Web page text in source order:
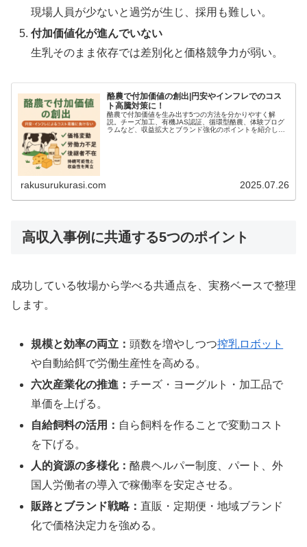
現場人員が少ないと過労が生じ、採用も難しい。
付加価値化が進んでいない
生乳そのまま依存では差別化と価格競争力が弱い。
酪農で付加価値の創出|円安やインフレでのコス
ト高騰対策に！
酪農で付加価値を生み出す5つの方法を分かりやすく解
説。チーズ加工、有機JAS認証、循環型酪農、体験プログ
ラムなど、収益拡大とブランド強化のポイントを紹介しま
rakusurukurasi.com 2025.07.26
高収入事例に共通する5つのポイント
成功している牧場から学べる共通点を、実務ベースで整理
します。
規模と効率の両立：頭数を増やしつつ搾乳ロボット
や自動給餌で労働生産性を高める。
六次産業化の推進：チーズ・ヨーグルト・加工品で
単価を上げる。
自給飼料の活用： 自ら飼料を作ることで変動コスト
を下げる。
人的資源の多様化：酪農ヘルパー制度、パート、外
国人労働者の導入で稼働率を安定させる。
販路とブランド戦略：直販・定期便・地域ブランド
化で価格決定力を強める。